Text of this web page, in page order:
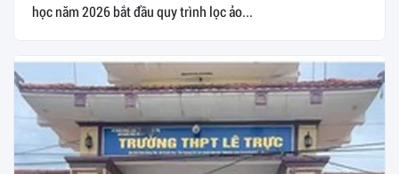
học năm 2026 bắt đầu quy trình lọc ảo...